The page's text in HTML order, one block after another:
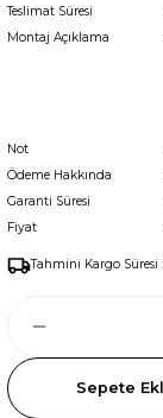
Teslimat Süresi
Montaj Açıklama
Not
Ödeme Hakkında
Garanti Süresi
Fiyat
Tahmini Kargo Süresi :
Sepete